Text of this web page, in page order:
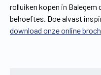
rolluiken kopen in Balegem
behoeftes. Doe alvast
download onze online